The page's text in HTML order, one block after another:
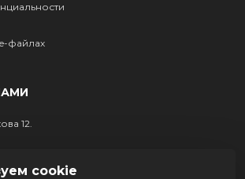
файлах
12.
cookie